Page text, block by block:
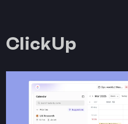
ClickUp